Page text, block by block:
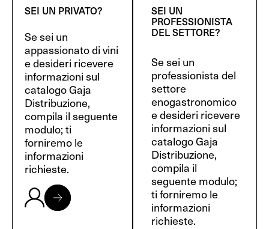
SEI UN PRIVATO?
Se sei un
appassionato di vini
e desideri ricevere
informazioni sul
catalogo Gaja
Distribuzione,
compila il seguente
modulo; ti
forniremo le
informazioni
richieste.
SEI UN
PROFESSIONISTA
DEL SETTORE?
Se sei un
professionista del
settore
enogastronomico
e desideri ricevere
informazioni sul
catalogo Gaja
Distribuzione,
compila il
seguente modulo;
ti forniremo le
informazioni
richieste.